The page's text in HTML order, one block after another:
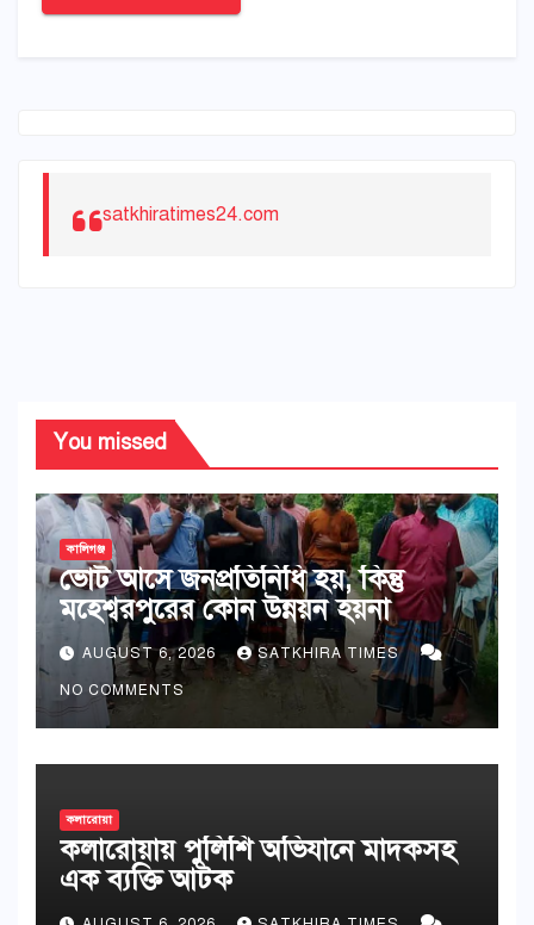
satkhiratimes24.com
You missed
কালিগঞ্জ
ভোট আসে জনপ্রতিনিধি হয়, কিন্তু
মহেশ্বরপুরের কোন উন্নয়ন হয়না
AUGUST 6, 2026 SATKHIRA TIMES
NO COMMENTS
কলারোয়া
কলারোয়ায় পুলিশি অভিযানে মাদকসহ
এক ব্যক্তি আটক